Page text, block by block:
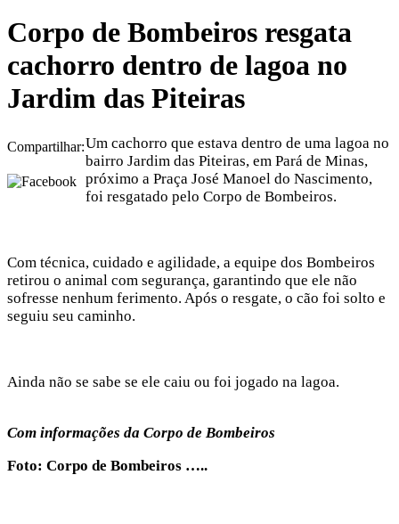
Corpo de Bombeiros resgata
cachorro dentro de lagoa no
Jardim das Piteiras
Compartilhar:Um cachorro que estava dentro de uma lagoa no
bairro Jardim das Piteiras, em Pará de Minas,
próximo a Praça José Manoel do Nascimento,
foi resgatado pelo Corpo de Bombeiros.
Com técnica, cuidado e agilidade, a equipe dos Bombeiros
retirou o animal com segurança, garantindo que ele não
sofresse nenhum ferimento. Após o resgate, o cão foi solto e
seguiu seu caminho.
Ainda não se sabe se ele caiu ou foi jogado na lagoa.
Com informações da Corpo de Bombeiros
Foto: Corpo de Bombeiros …..